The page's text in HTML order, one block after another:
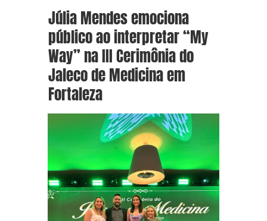
Júlia Mendes emociona
público ao interpretar “My
Way” na III Cerimônia do
Jaleco de Medicina em
Fortaleza